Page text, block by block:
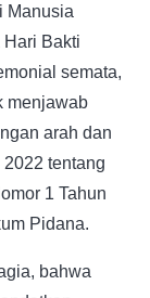
Manusia
Bakti
semata,
menjawab
arah dan
tentang
1 Tahun
Pidana.
bahwa